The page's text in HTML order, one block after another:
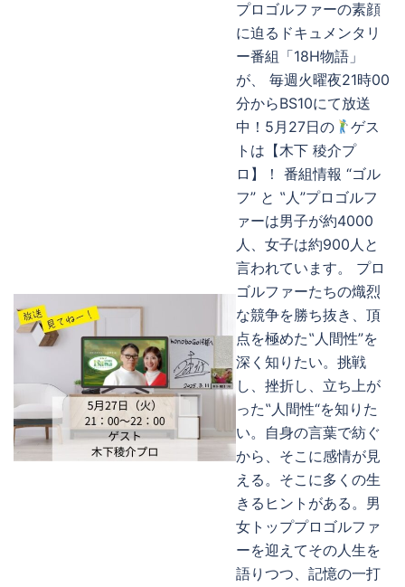
プロゴルファーの素顔
に迫るドキュメンタリ
ー番組「18H物語」
が、 毎週火曜夜21時00
分からBS10にて放送
中！5月27日の
ゲス
トは【木下 稜介プ
ロ】！ 番組情報 “ゴル
フ” と ‟人”プロゴルフ
ァーは男子が約4000
人、女子は約900人と
言われています。 プロ
ゴルファーたちの熾烈
な競争を勝ち抜き、頂
点を極めた‟人間性”を
深く知りたい。挑戦
し、挫折し、立ち上が
った‟人間性“を知りた
い。自身の言葉で紡ぐ
から、そこに感情が見
える。そこに多くの生
きるヒントがある。男
女トッププロゴルファ
ーを迎えてその人生を
語りつつ、記憶の一打